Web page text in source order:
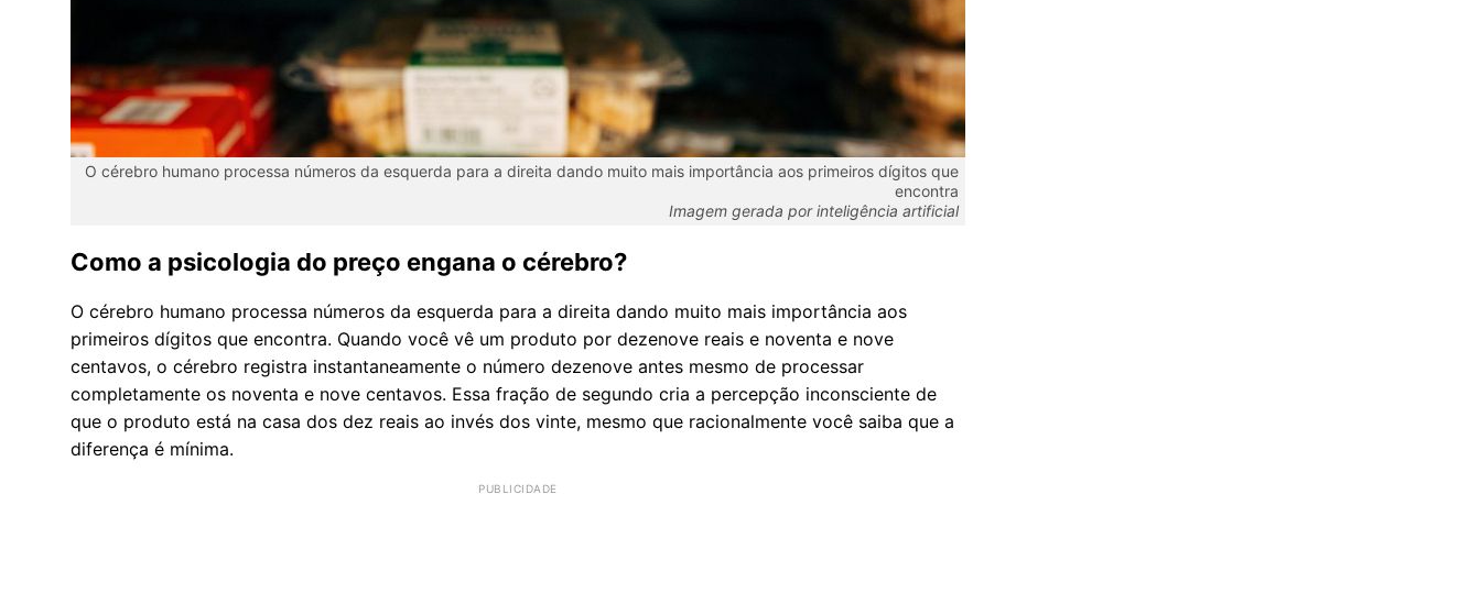
O cérebro humano processa números da esquerda para a direita dando muito mais importância aos primeiros dígitos que
encontra
Imagem gerada por inteligência artificial
Como a psicologia do preço engana o cérebro?
O cérebro humano processa números da esquerda para a direita dando muito mais importância aos
primeiros dígitos que encontra. Quando você vê um produto por dezenove reais e noventa e nove
centavos, o cérebro registra instantaneamente o número dezenove antes mesmo de processar
completamente os noventa e nove centavos. Essa fração de segundo cria a percepção inconsciente de
que o produto está na casa dos dez reais ao invés dos vinte, mesmo que racionalmente você saiba que a
diferença é mínima.